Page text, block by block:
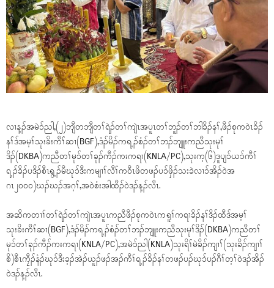
လၢန့ၣ်အမဲၥ်ညါ,(၂)ဘျီတဘျီတၢ်ရဲၣ်တၢ်ကျဲၤအပူၤတၢ်ဘူၣ်တၢ်ဘါခိၣ်နၢ်,ဖီၣ်စုကဝဲၤခိၣ်
နၢ်ဒ်အမ့ၢ်သုးခိးကီၢ်ဆၢ(BGF),ဒံၣ်မိၣ်ကရ့ၣ်စံၣ်တၢ်ဘၣ်ဘျူးကညီသုးမုၢ်
ဒိၣ်(DKBA)ကညီတၢ်မုၥ်တၢ်ခုၣ်ကီၣ်ကးကရၢ(KNLA/PC),သုးက့(၆)ဒူပျၥ်ယၥ်ကီၢ်
ရ့ၣ်ခိၣ်ပဒိၣ်စီၤရွ့ၣ်မီဃုၥ်ဒီးကမျၢၢ်လီၢ်ကဝီၤဖိတဖၣ်ပၥ်ဖှိၣ်သးခဲလၢၥ်အိၣ်ဝဲအ
ဂၤ၂၀၀၀)ဃၣ်ဃၣ်အဂ့ၢ်,အဝဲစံးအါထီၣ်ဝဲဒၣ်န့ၣ်လီၤ.
အဆိကတၢၢ်တၢ်ရဲၣ်တၢ်ကျဲၤအပူၤကညီဖီၣ်စုကဝဲၤကရူၢ်ကရၢခိၣ်နၢ်ဒိၣ်ထီဒ်အမ့ၢ်
သုးခိးကီၢ်ဆၢ(BGF),ဒံၣ်မိၣ်ကရ့ၣ်စံၣ်တၢ်ဘၣ်ဘျူးကညီသုးမုၢ်ဒိၣ်(DKBA)ကညီတၢ်
မုၥ်တၢ်ခုၣ်ကီၣ်ကးကရၢ(KNLA/PC),အမဲၥ်ညါ(KNLA)သုးရိၢ်မဲခိၣ်ကျၢၢ်(သုးခိၣ်ကျၢၢ်
စိ)စီၤကၠီၣ်နံၣ်ဃုၥ်ဒီးခ့ၣ်အဲၣ်ယူၣ်ဖၣ်အၣ်ကီၢ်ရ့ၣ်ခိၣ်နၢ်တဖၣ်ပၣ်ဃုၥ်ပၣ်ဂီၢ်တ့ၢ်ဝဲဒၣ်အိၣ်
ဝဲဒၣ်န့ၣ်လီၤ.